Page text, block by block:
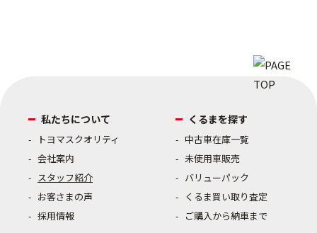
私たちについて
トヨマスクオリティ
会社案内
スタッフ紹介
お客さまの声
採用情報
くるまを探す
中古車在庫一覧
未使用車販売
バリューパック
くるま買い取り査定
ご購入から納車まで